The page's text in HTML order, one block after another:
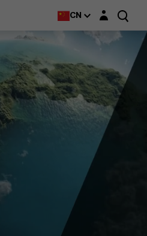
CN Login layer